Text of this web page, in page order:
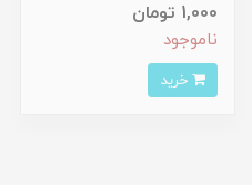
1,000 تومان
ناموجود